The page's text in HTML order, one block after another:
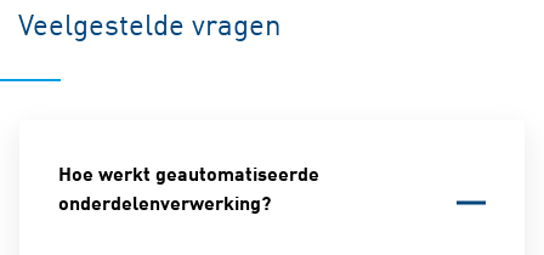
Veelgestelde vragen
Hoe werkt geautomatiseerde
onderdelenverwerking?